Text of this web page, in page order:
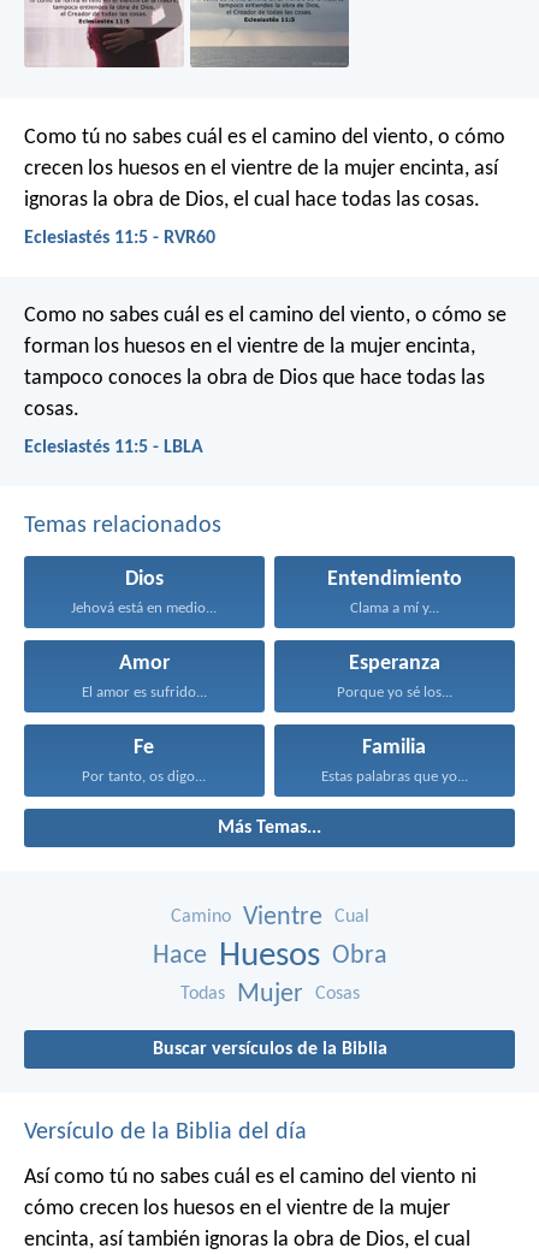
Como tú no sabes cuál es el camino del viento, o cómo
crecen los huesos en el vientre de la mujer encinta, así
ignoras la obra de Dios, el cual hace todas las cosas.
Eclesiastés 11:5 - RVR60
Como no sabes cuál es el camino del viento, o cómo se
forman los huesos en el vientre de la mujer encinta,
tampoco conoces la obra de Dios que hace todas las
cosas.
Eclesiastés 11:5 - LBLA
Temas relacionados
Dios
Jehová está en medio...
Entendimiento
Clama a mí y...
Amor
El amor es sufrido...
Esperanza
Porque yo sé los...
Fe
Por tanto, os digo...
Familia
Estas palabras que yo...
Más Temas...
Camino Vientre Cual
Hace Huesos Obra
Todas Mujer Cosas
Buscar versículos de la Biblia
Versículo de la Biblia del día
Así como tú no sabes cuál es el camino del viento ni
cómo crecen los huesos en el vientre de la mujer
encinta, así también ignoras la obra de Dios, el cual